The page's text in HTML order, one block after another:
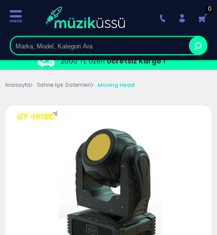
2000 TL ÜzeriÜcretsiz Kargo !
0
Anasayfa Sahne Işık Sistemleri Moving Head